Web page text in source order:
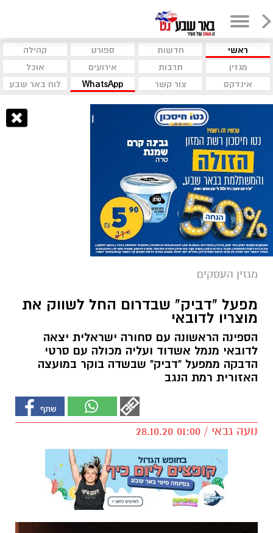
ראשי חדשות ספורט
קהילה
מגזין
תרבות אירועים
אוכל
אינדקס
צור קשר WhatsApp לוח באר שבע
מגזין העסקים
מפעל "דביק" שבדרום החל לשווק את
מוצריו לדובאי
הספינה הראשונה עם סחורה ישראלית יצאה
לדובאי מנמל אשדוד ועליה מכולה עם סרטי
הדבקה ממפעל "דביק" שבשדה בוקר במועצה
האזורית רמת הנגב
נועה גבאי / 01:00 28.10.20